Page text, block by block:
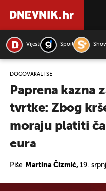
Vijesti Sport
DOGOVARALI SE
Paprena kazna
tvrtke: Zbog
moraju platiti
eura
Piše Martina Čizmić, 19.
PRETRAŽITE VIJESTI